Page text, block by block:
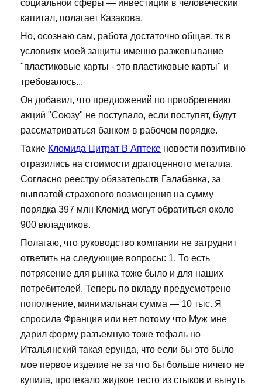
социальной сферы — инвестиции в человеческий
капитал, полагает Казакова.
Но, осознаю сам, работа достаточно общая, тк в
условиях моей защиты именно разжевывание
"пластиковые карты - это пластиковые карты" и
требовалось...
Он добавил, что предложений по приобретению
акций "Союзу" не поступало, если поступят, будут
рассматриваться банком в рабочем порядке.
Такие Кломида Цитрат В Аптеке новости позитивно
отразились на стоимости драгоценного металла.
Согласно реестру обязательств Галабанка, за
выплатой страхового возмещения на сумму
порядка 397 млн Кломид могут обратиться около
900 вкладчиков.
Полагаю, что руководство компании не затруднит
ответить на следующие вопросы: 1. То есть
потрясение для рынка тоже было и для наших
потребителей. Теперь по вкладу предусмотрено
пополнение, минимальная сумма — 10 тыс. Я
спросила Франция или нет потому что Муж мне
дарил форму разъемную тоже тефаль но
Итальянский такая ерунда, что если бы это было
мое первое изделие не за что бы больше ничего не
купила, протекало жидкое тесто из стыков и вынуть